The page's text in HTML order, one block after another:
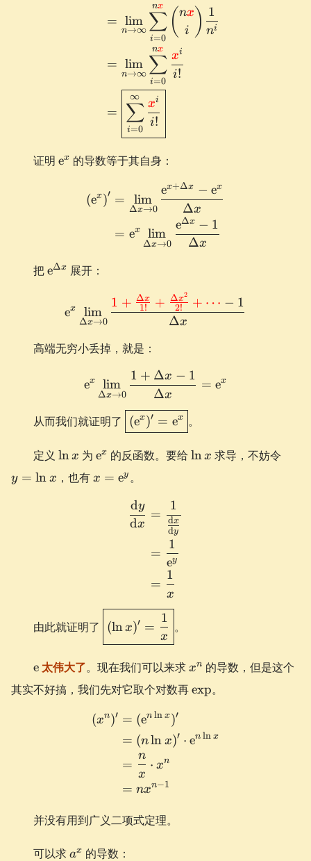
=
n→∞
lim
i=0
∑
nx ( i
nx ) ni
1
=
n→∞
lim
i=0
∑
nx
i!
xi
=
i=0
∑
∞
i!
xi
证明 \e^x
ex 的导数等于其自身：
\begin{aligned}
(ex)′ =
Δx→0
lim
Δx
ex+Δx − ex
= ex
Δx→0
lim
Δx
eΔx − 1
把\e^{\Delta
eΔx 展开：
\e^x \lim_{\Delta x \to
ex
Δx→0
lim
Δx
1 + 1!
Δx + 2!
Δx2 + ⋯ − 1
高端无穷小丢掉，就是：
\e^x \lim_{\Delta x \to
ex
Δx→0
lim
Δx
1 + Δx − 1
= ex
从而我们就证明了 \boxed{(\e^x)'
= \e^x}
(ex)′ = ex 。
定义 \ln
lnx 为\e^x
ex 的反函数。要给\ln
lnx 求导，不妨令
y = ln x ，也有 x =
x = ey 。
\begin{aligned}
dx
dy
=
dy
dx
1
=
ey
1
=
x
1
由此就证明了
\boxed{(\ln
x)' =
\frac{1}
{x}}
(lnx)′ =
x
1
。
\e
e 太伟大了。现在我们可以来求 x^n
xn 的导数，但是这个
其实不好搞，我们先对它取个对数再\exp
exp。
\begin{aligned} (x^n)'
(xn)′ = (en ln x)′
= (nln x)′ ⋅ en ln x
=
x
n
⋅ xn
= nxn−1
并没有用到广义二项式定理。
可以求 a^x
ax 的导数：